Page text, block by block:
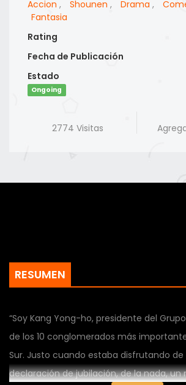
Accion , Shounen , Drama ,
Fantasia
Rating
Fecha de Publicación
Estado
Ongoing
2774 Visitas
RESUMEN
“Soy Kang Yong-ho, presidente del
de los 10 conglomerados más
Sur. Justo cuando estaba disfrutando de
declaración de jubilación, de la nada,